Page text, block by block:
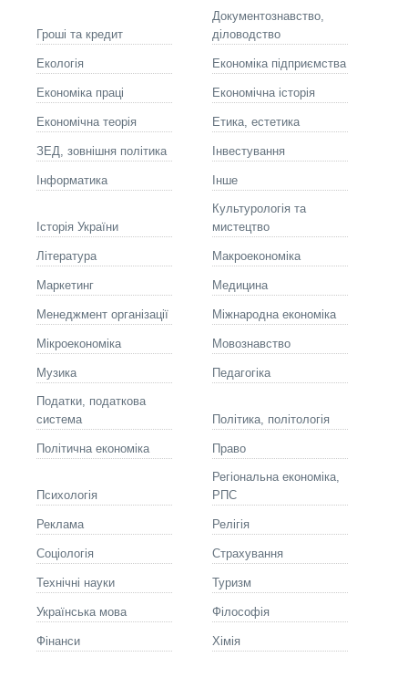
Гроші та кредит
Документознавство,
діловодство
Екологія Економіка підприємства
Економіка праці Економічна історія
Економічна теорія Етика, естетика
ЗЕД, зовнішня політика Інвестування
Інформатика Інше
Історія України
Культурологія та
мистецтво
Літературa Макроекономіка
Маркетинг Медицина
Менеджмент організації Міжнародна економіка
Мікроекономіка Мовознавство
Музика Педагогіка
Податки, податкова
система
Політика, політологія
Політична економіка Право
Психологія
Регіональна економіка,
РПС
Реклама Релігія
Соціологія Страхування
Технічні науки Туризм
Українська мова Філософія
Фінанси Хімія